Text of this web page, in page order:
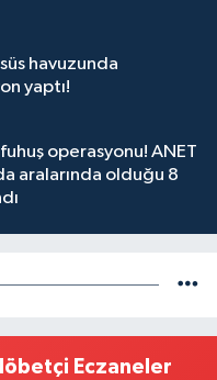
havuzunda
yaptı!
operasyonu! ANET
da aralarında olduğu 8
Eczaneler